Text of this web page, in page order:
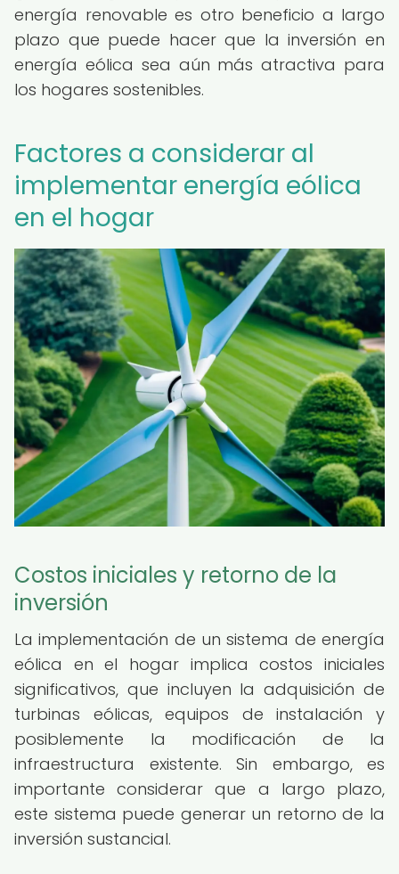
energía renovable es otro beneficio a largo
plazo que puede hacer que la inversión en
energía eólica sea aún más atractiva para
los hogares sostenibles.
Factores a considerar al
implementar energía eólica
en el hogar
Costos iniciales y retorno de la
inversión
La implementación de un sistema de energía
eólica en el hogar implica costos iniciales
significativos, que incluyen la adquisición de
turbinas eólicas, equipos de instalación y
posiblemente la modificación de la
infraestructura existente. Sin embargo, es
importante considerar que a largo plazo,
este sistema puede generar un retorno de la
inversión sustancial.